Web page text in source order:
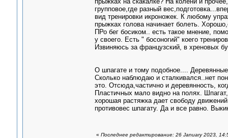
групповое,где разный
вид тренировки икроножек. К любому
прыжках голова начинает болеть.
ПРо бег босиком.. есть такое мнение,
у своего. Есть " босоногий" коего
Извиняюсь за французский, в хреновых
О шпагате и тому подобное....
Сколько наблюдаю и сталкивался..нет
это. Отсюда,частично и деревянность,
Пластичных мало видно на полях.
хорошая растяжка дает свободу
противовес шпагату. Да и все равно.
« Последнее редактирование: 26 January 2023,